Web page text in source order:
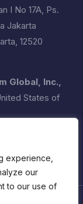
experience,
our
to our use of
I No 17A, Ps.
Jakarta
12520
Global, Inc.,
States of